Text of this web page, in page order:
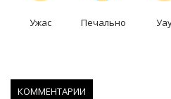
Ужас Печально
КОММЕНТАРИИ